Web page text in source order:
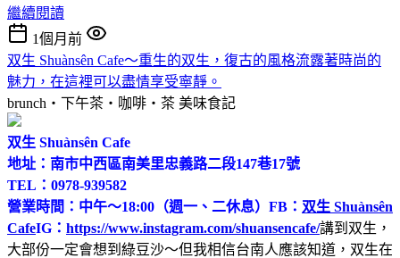
繼續閱讀
1個月前
双生 Shuànsên Cafe～重生的双生，復古的風格流露著時尚的
魅力，在這裡可以盡情享受寧靜。
brunch‧下午茶‧咖啡‧茶 美味食記
双生 Shuànsên Cafe
地址：南市中西區南美里忠義路二段147巷17號
TEL：0978-939582
營業時間：中午～18:00（週一、二休息） FB： 双生 Shuànsên
CafeIG： https://www.instagram.com/shuansencafe/講到双生，
大部份一定會想到綠豆沙～但我相信台南人應該知道，双生在